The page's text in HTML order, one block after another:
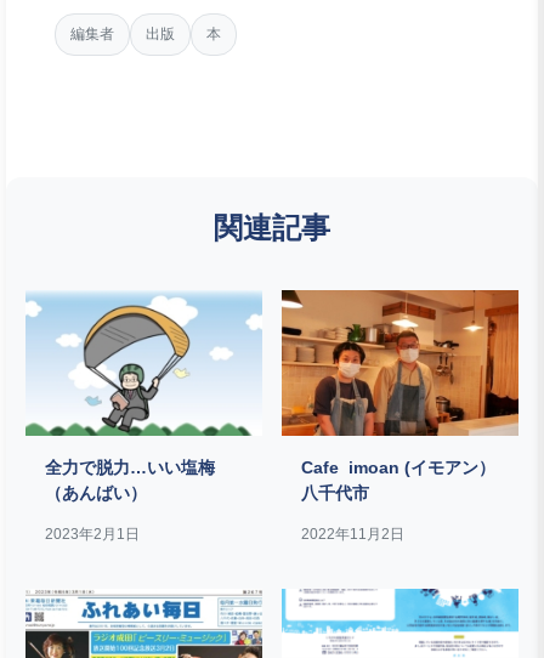
編集者 出版 本
関連記事
全力で脱力…いい塩梅
（あんばい）
2023年2月1日
Cafe imoan (イモアン）
八千代市
2022年11月2日